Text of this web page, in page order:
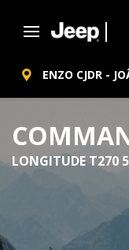
ENZO CJDR -
LONGITUDE T270